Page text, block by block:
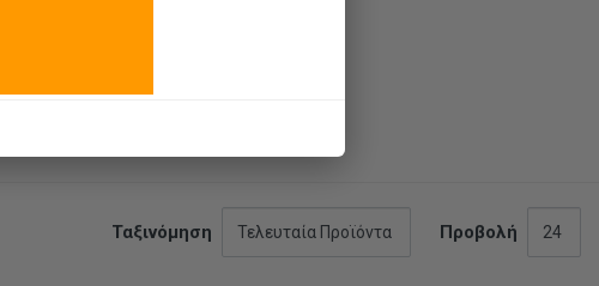
Ταξινόμηση Προβολή